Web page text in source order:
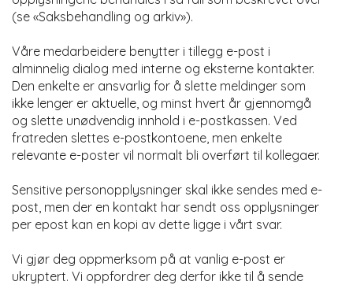
(se «Saksbehandling og arkiv»).
Våre medarbeidere benytter i tillegg e-post i
alminnelig dialog med interne og eksterne kontakter.
Den enkelte er ansvarlig for å slette meldinger som
ikke lenger er aktuelle, og minst hvert år gjennomgå
og slette unødvendig innhold i e-postkassen. Ved
fratreden slettes e-postkontoene, men enkelte
relevante e-poster vil normalt bli overført til kollegaer.
Sensitive personopplysninger skal ikke sendes med e-
post, men der en kontakt har sendt oss opplysninger
per epost kan en kopi av dette ligge i vårt svar.
Vi gjør deg oppmerksom på at vanlig e-post er
ukryptert. Vi oppfordrer deg derfor ikke til å sende